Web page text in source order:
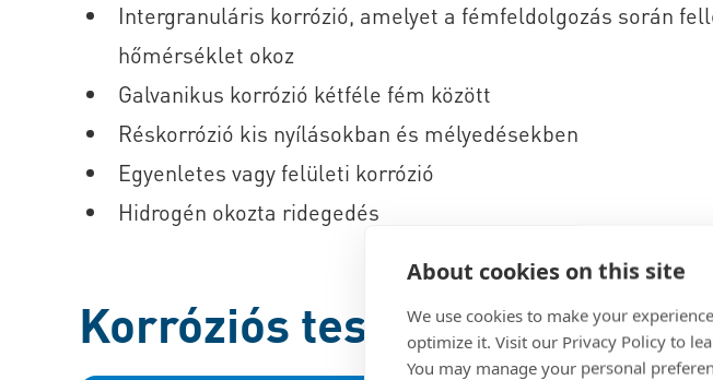
About cookies on this site
We use cookies to make your
optimize it. Visit our Privacy Policy to
You may manage your personal
Intergranuláris korrózió, amelyet a fémfeldolgozás során
hőmérséklet okoz
Galvanikus korrózió kétféle fém között
Réskorrózió kis nyílásokban és mélyedésekben
Egyenletes vagy felületi korrózió
Hidrogén okozta ridegedés
Korróziós tesztelés 101